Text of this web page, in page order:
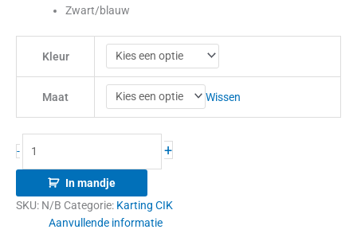
Zwart/blauw
Kleur
Maat Wissen
- +
In mandje
SKU: N/B Categorie: Karting CIK
Aanvullende informatie